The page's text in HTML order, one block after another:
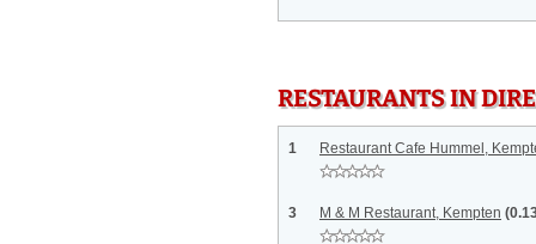
RESTAURANTS IN
1 Restaurant Cafe Hummel,
3 M & M Restaurant, Kempten